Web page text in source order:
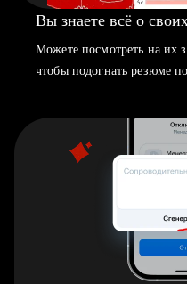
Вы знаете всё о
Можете посмотреть на их
чтобы подогнать резюме